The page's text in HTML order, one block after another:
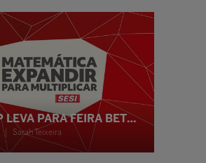
SESI-SP LEVA PARA FEIRA BETT FERRAMENTAS PARA ENFRENTAR OS DESAFIOS DO ENSINO DA MATEMÁTICA NA EDUCAÇÃO BRASILEIRA
Sarah Teixeira